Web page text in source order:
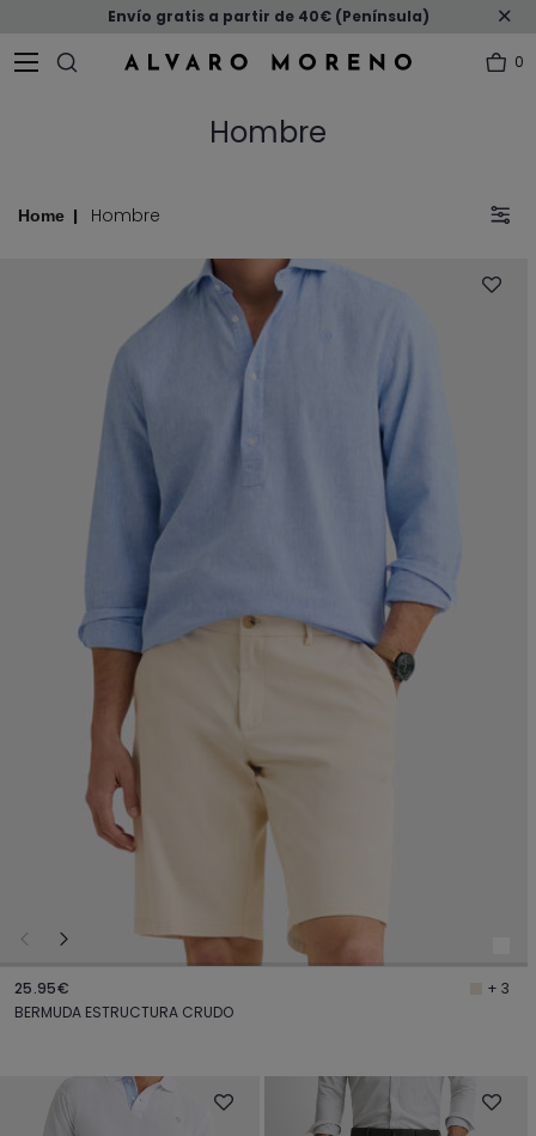
Envío gratis a partir de 40€ (Península)
0
Hombre
Hombre
Home
25.95€
+ 3
BERMUDA ESTRUCTURA CRUDO